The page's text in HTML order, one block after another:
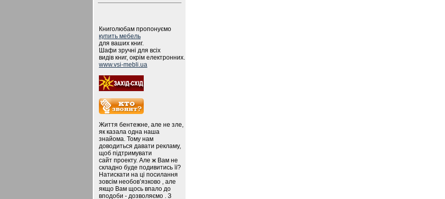
Книголюбам пропонуємо
купить мебель
для ваших книг.
Шафи зручні для всіх
видів книг, окрім електронних.
www.vsi-mebli.ua
Життя бентежне, але не зле,
як казала одна наша
знайома. Тому нам
доводиться давати рекламу,
щоб підтримувати
сайт проекту. Але ж Вам не
складно буде подивитись її?
Натискати на ці посилання
зовсім необов’язково , але
якщо Вам щось впало до
вподоби - дозволяємо . З